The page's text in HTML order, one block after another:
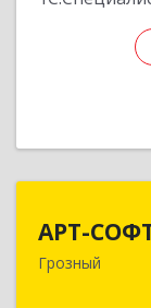
АРТ-
Грозный
364013,